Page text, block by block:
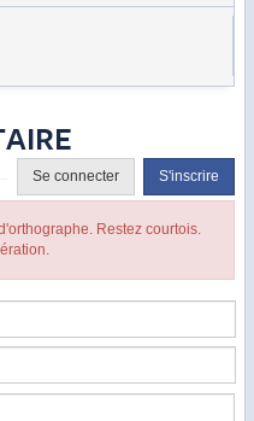
Se connecter S'inscrire
Restez courtois.